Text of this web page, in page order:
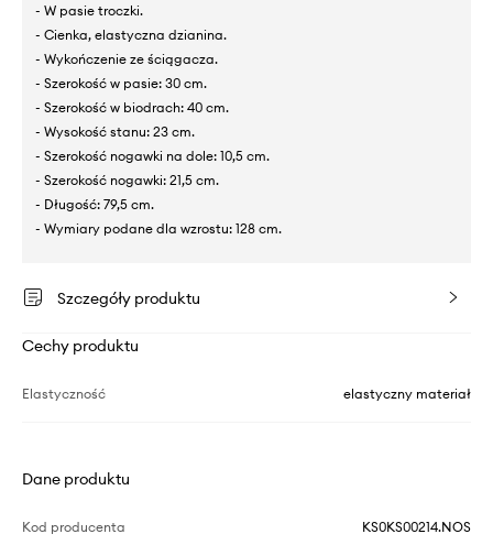
- W pasie troczki.
- Cienka, elastyczna dzianina.
- Wykończenie ze ściągacza.
- Szerokość w pasie: 30 cm.
- Szerokość w biodrach: 40 cm.
- Wysokość stanu: 23 cm.
- Szerokość nogawki na dole: 10,5 cm.
- Szerokość nogawki: 21,5 cm.
- Długość: 79,5 cm.
- Wymiary podane dla wzrostu: 128 cm.
Szczegóły produktu
Cechy produktu
Elastyczność elastyczny materiał
Dane produktu
Kod producenta KS0KS00214.NOS